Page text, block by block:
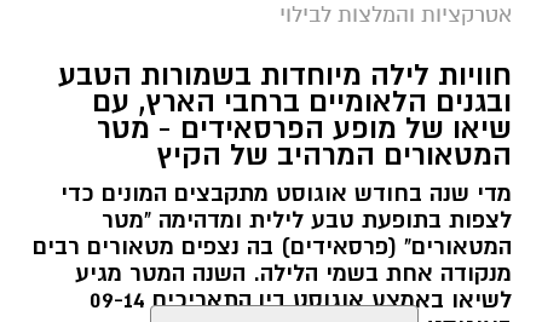
אטרקציות והמלצות לבילוי
חוויות לילה מיוחדות בשמורות הטבע
ובגנים הלאומיים ברחבי הארץ, עם
שיאו של מופע הפרסאידים - מטר
המטאורים המרהיב של הקיץ
מדי שנה בחודש אוגוסט מתקבצים המונים כדי
לצפות בתופעת טבע לילית ומדהימה "מטר
המטאורים" (פרסאידים) בה נצפים מטאורים רבים
מנקודה אחת בשמי הלילה. השנה המטר מגיע
לשיאו באמצע אוגוסט בין התאריכים 09-14